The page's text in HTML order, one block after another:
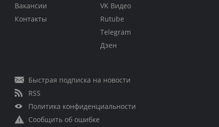
Вакансии
Контакты
VK Видео
Rutube
Telegram
Дзен
Быстрая подписка на новости
RSS
Политика конфиденциальности
Сообщить об ошибке